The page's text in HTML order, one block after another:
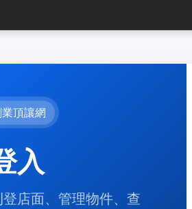
頂讓網
入
店面、管理物件、查